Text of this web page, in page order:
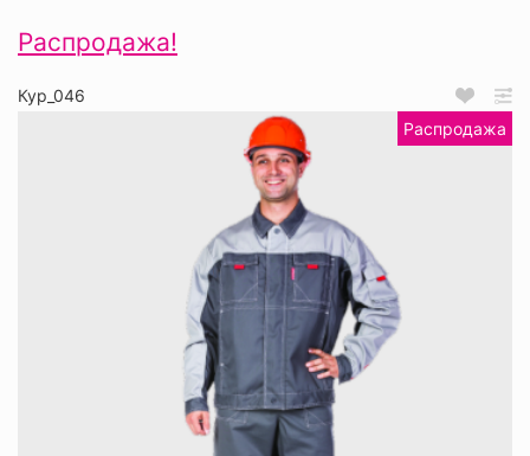
Распродажа!
Кур_046
Распродажа